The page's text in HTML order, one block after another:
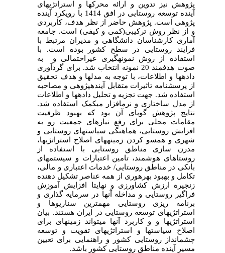
پژوهش نیز تدوین و ارائه محرک­ها و استراتژی­های
آینده توسعه روستایی در افق 1414 با رویکرد آینده
پژوهی است. پژوهش حاضر از نظر هدف، کاربردی
و از نظر روش ترکیبی(کمی و کیفی) است. جامعه
آماری کارشناسان دانشگاهی و مدیران مرتبط با
فرایند روستایی در سطح کشور بوده است. با
استفاده از روش نمونه­گیری غیراحتمالی و به
صوت هدفمند 20 نمونه انتخاب شد. برای گردآوری
داده­ها و اطلاعات، با توجه به مدل­ها و هدف تحقیق
از پرسش­نامه تاثیرات متقابل آینده­پژوهی و مصاحبه
استفاده شد. جهت تجزیه و تحلیل داده­ها و اطلاعات
از مدل ساختاری و نرم­افزار میک­مک استفاده شد.
نتایج پژوهش گویای آن بود که بهبود ظرفیت
مقامات محلی برای رفع نیازهای جمعیت رو به
افزایش روستایی، هماهنگی سیاست­های روستایی و
شهری و همسو کردن زمینه­های اصلاح استراتژی­ها،
مدرن سازی مناطق روستایی با استفاده از
روستاهای هوشمند، تامین اعتبارات و سیستم­های
بانکی در مناطق روستایی/ خدمات اعتباری و مالی،
تکامل و بهبود بهره­وری از همه عناصر تشکیل دهنده
زنجیره ارزش کشاورزی و نهایتا افزایش آموزش
فراگیر روستایی و مداخله آنها در سرمایه گذاری و
برنامه ریزی روستایی مهم­ترین سناریوها و
استراتژی­های توسعه روستایی در ایران هستند. بیان
استراتژی­ها و و کاربرد آنها می­تواند زمینه­ای برای
اصلاح سیاست­ها و استراتژی­های تقویت و توسعه
چشم­انداز روستایی کشور و راهنمایی برای تعیین
مسیر آینده مناطق روستایی کشور باشد.